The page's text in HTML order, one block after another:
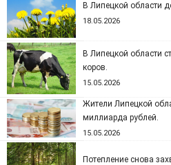
В Липецкой области
18.05.2026
В Липецкой области
коров.
15.05.2026
Жители Липецкой
миллиарда рублей.
15.05.2026
Потепление снова